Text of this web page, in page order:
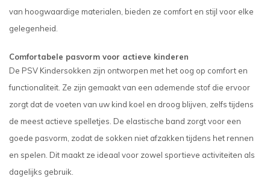
van hoogwaardige materialen, bieden ze comfort en stijl voor elke
gelegenheid.
Comfortabele pasvorm voor actieve kinderen
De PSV Kindersokken zijn ontworpen met het oog op comfort en
functionaliteit. Ze zijn gemaakt van een ademende stof die ervoor
zorgt dat de voeten van uw kind koel en droog blijven, zelfs tijdens
de meest actieve spelletjes. De elastische band zorgt voor een
goede pasvorm, zodat de sokken niet afzakken tijdens het rennen
en spelen. Dit maakt ze ideaal voor zowel sportieve activiteiten als
dagelijks gebruik.